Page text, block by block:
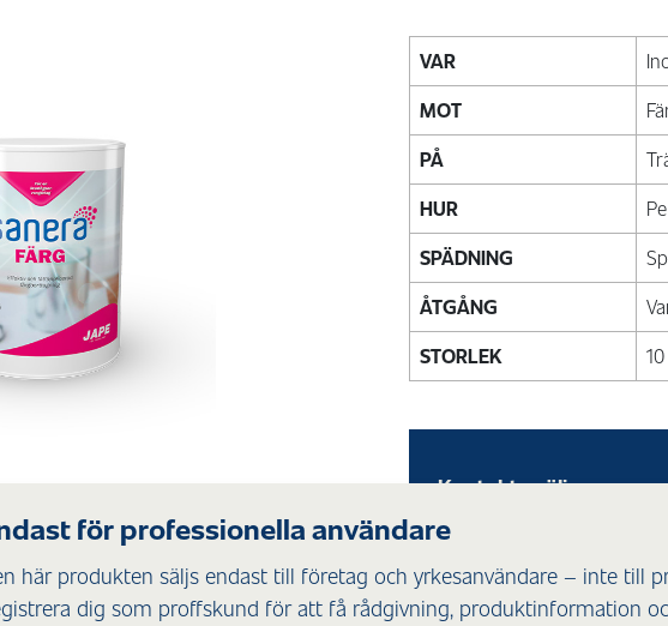
VAR
MOT
PÅ
HUR
SPÄDNING
ÅTGÅNG
STORLEK
Kontakta säljare
för professionella användare
här produkten säljs endast till företag och yrkesanvändare – inte till
dig som proffskund för att få rådgivning, produktinformation
på olika ytor.
Vid behov kan ytan